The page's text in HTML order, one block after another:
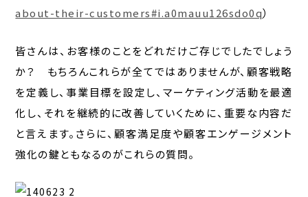
about-their-customers#i.a0mauu126sdo0q）
皆さんは、お客様のことをどれだけご存じでしたでしょう
か？ もちろんこれらが全てではありませんが、顧客戦略
を定義し、事業目標を設定し、マーケティング活動を最適
化し、それを継続的に改善していくために、重要な内容だ
と言えます。さらに、顧客満足度や顧客エンゲージメント
強化の鍵ともなるのがこれらの質問。